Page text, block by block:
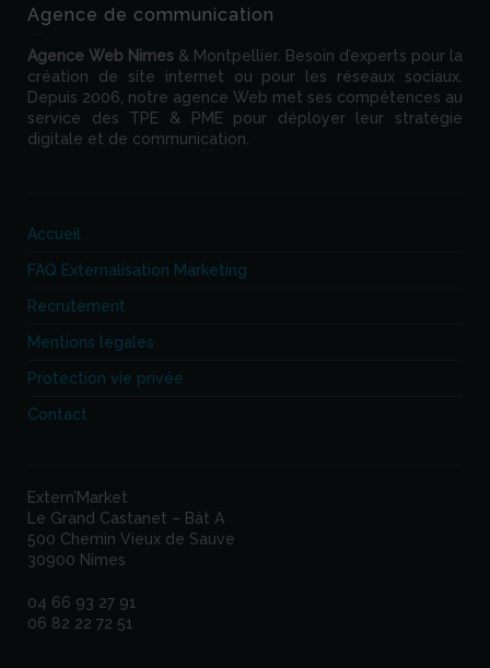
Agence de communication
Agence Web Nimes & Montpellier. Besoin d’experts pour la
création de site internet ou pour les réseaux sociaux.
Depuis 2006, notre agence Web met ses compétences au
service des TPE & PME pour déployer leur stratégie
digitale et de communication.
Accueil
FAQ Externalisation Marketing
Recrutement
Mentions légales
Protection vie privée
Contact
Extern’Market
Le Grand Castanet – Bât A
500 Chemin Vieux de Sauve
30900 Nîmes
04 66 93 27 91
06 82 22 72 51